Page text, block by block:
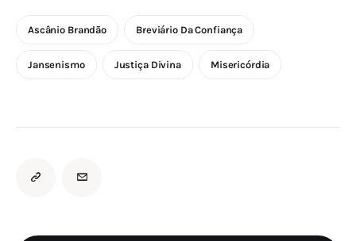
Ascânio Brandão Breviário Da Confiança
Jansenismo Justiça Divina Misericórdia